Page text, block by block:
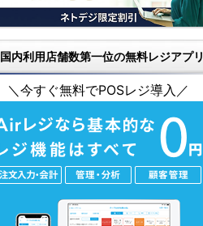
国内利用店舗数第一位の無料レジアプリ
＼今すぐ無料でPOSレジ導入／